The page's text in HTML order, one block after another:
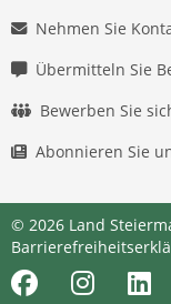
Nehmen Sie
Übermitteln Sie
Bewerben Sie
Abonnieren Sie
© 2026 Land
FacebookInstagram